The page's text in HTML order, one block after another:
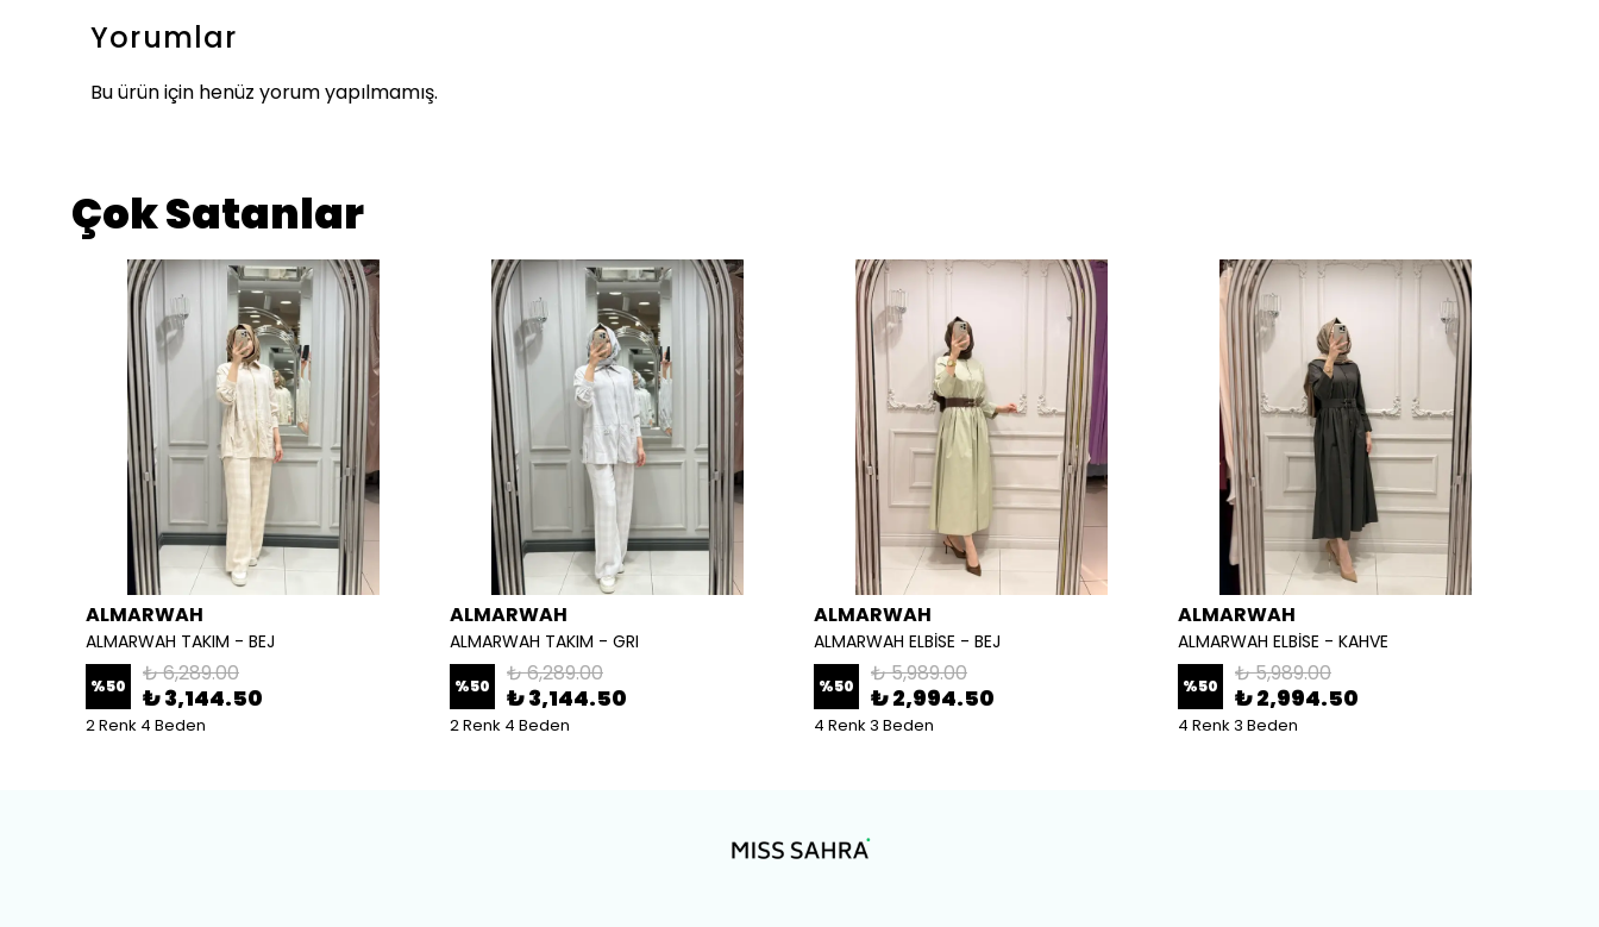
Yorumlar
Bu ürün için henüz yorum yapılmamış.
Çok Satanlar
ALMARWAH
ALMARWAH TAKIM - BEJ
%50 ₺ 6,289.00
₺ 3,144.50
2 Renk 4 Beden
ALMARWAH
ALMARWAH TAKIM - GRI
%50 ₺ 6,289.00
₺ 3,144.50
2 Renk 4 Beden
ALMARWAH
ALMARWAH ELBİSE - BEJ
%50 ₺ 5,989.00
₺ 2,994.50
4 Renk 3 Beden
ALMARWAH
ALMARWAH ELBİSE - KAHVE
%50 ₺ 5,989.00
₺ 2,994.50
4 Renk 3 Beden